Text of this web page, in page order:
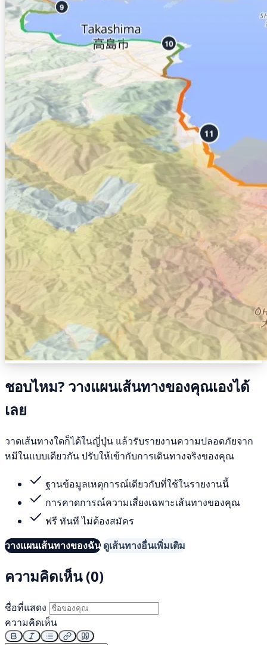
ชอบไหม? วางแผนเส้นทางของคุณเองได้
เลย
วาดเส้นทางใดก็ได้ในญี่ปุ่น แล้วรับรายงานความปลอดภัยจาก
หมีในแบบเดียวกัน ปรับให้เข้ากับการเดินทางจริงของคุณ
ฐานข้อมูลเหตุการณ์เดียวกับที่ใช้ในรายงานนี้
การคาดการณ์ความเสี่ยงเฉพาะเส้นทางของคุณ
ฟรี ทันที ไม่ต้องสมัคร
วางแผนเส้นทางของฉัน ดูเส้นทางอื่นเพิ่มเติม
ความคิดเห็น (0)
ชื่อที่แสดง
ความคิดเห็น